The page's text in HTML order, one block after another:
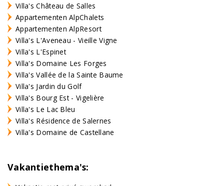
Villa's Château de Salles
Appartementen AlpChalets
Appartementen AlpResort
Villa's L'Aveneau - Vieille Vigne
Villa's L'Espinet
Villa's Domaine Les Forges
Villa's Vallée de la Sainte Baume
Villa's Jardin du Golf
Villa's Bourg Est - Vigelière
Villa's Le Lac Bleu
Villa's Résidence de Salernes
Villa's Domaine de Castellane
Vakantiethema's: